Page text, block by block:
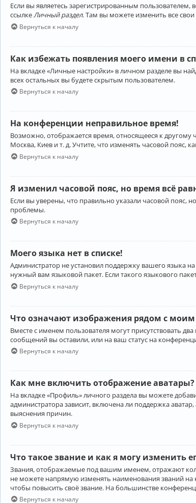
Если вы являетесь зарегистрированным
ссылкеЛичный раздел. Там вы можете изменить все
Вернуться к началу
Как избежать появления моего имени в
На вкладке «Личные настройки» в личном разделе вы
всех остальных вы будете скрытым пользователем.
Вернуться к началу
На конференции неправильное время!
Возможно, отображается время, относящееся к другому
Москва, Киев и т. д. Учтите, что изменять часовой пояс,
Вернуться к началу
Я изменил часовой пояс, но время всё
Если вы уверены, что правильно указали часовой пояс,
проблемы.
Вернуться к началу
Моего языка нет в списке!
Администратор не установил поддержку вашего языка
нужный вам языковой пакет. Если такого языкового
Вернуться к началу
Что означают изображения рядом с
Вместе с именем пользователя могут присутствовать
сообщений вы оставили, или на ваш статус на
Вернуться к началу
Как мне включить отображение аватары?
На вкладке «Профиль» личного раздела вы можете
администратора зависит, включена ли поддержка
выяснения причин.
Вернуться к началу
Что такое звание и как я могу изменить
Звания, отображаемые под вашим именем, отражают
не можете напрямую изменять наименования званий
чтобы повысить своё звание. На большинстве
Вернуться к началу